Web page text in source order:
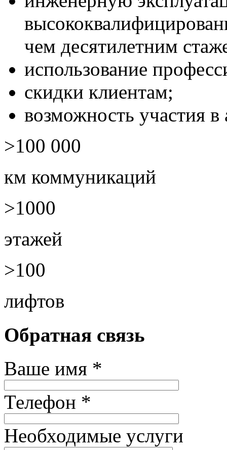
чем десятилетним
использование
скидки клиентам;
возможность участия в
>100 000
км коммуникаций
>1000
этажей
>100
лифтов
Обратная связь
Ваше имя *
Телефон *
Необходимые услуги